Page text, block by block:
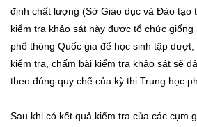
định chất lượng (Sở Giáo dục và Đào tạo
kiểm tra khảo sát này được tổ chức
phổ thông Quốc gia để học sinh tập
kiểm tra, chấm bài kiểm tra khảo sát sẽ
theo đúng quy chế của kỳ thi Trung học
Sau khi có kết quả kiểm tra của các cụm